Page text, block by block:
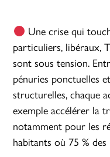
Une crise qui
particuliers, libéraux,
sont sous tension.
pénuries ponctuelles
structurelles, chaque
exemple accélérer la
notamment pour les
habitants où 75 %